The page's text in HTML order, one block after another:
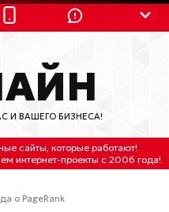
9899(с 2:30 до 11:30 по
России
И ВАШЕГО БИЗНЕСА!
сайты, которые работают!
интернет-проекты с 2006 года!
о PageRank